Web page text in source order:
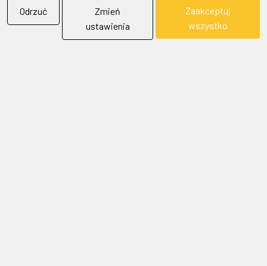
Odrzuć
Zmień
ustawienia
Zaakceptuj
wszystko